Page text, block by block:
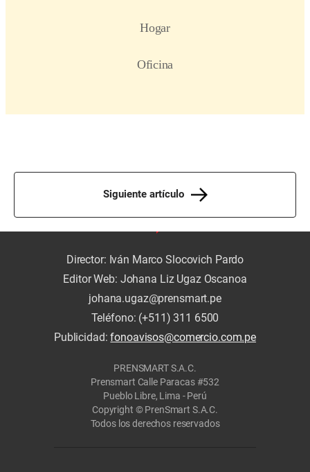
Siguiente artículo
Director: Iván Marco Slocovich Pardo
Editor Web: Johana Liz Ugaz Oscanoa
johana.ugaz@prensmart.pe
Teléfono: (+511) 311 6500
Publicidad:fonoavisos@comercio.com.pe
PRENSMART S.A.C.
Prensmart Calle Paracas #532
Pueblo Libre, Lima - Perú
Copyright © PrenSmart S.A.C.
Todos los derechos reservados